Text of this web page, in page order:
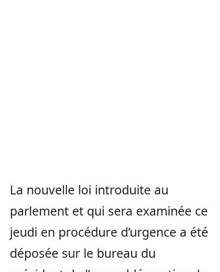
La nouvelle loi introduite au
parlement et qui sera examinée ce
jeudi en procédure d’urgence a été
déposée sur le bureau du